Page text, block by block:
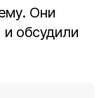
Они
обсудили